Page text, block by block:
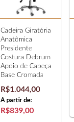
Cadeira Giratória
Anatômica
Presidente
Costura Debrum
Apoio de Cabeça
Base Cromada
R$1.044,00
A partir de:
R$839,00